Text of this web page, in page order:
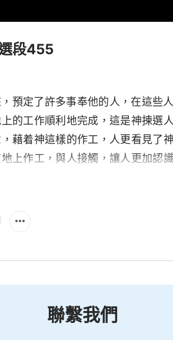
段455
預定了許多事奉他的人，在這些
的工作順利地完成，這是神揀選
藉着神這樣的作工，人更看見了
上作工，與人接觸，讓人更加認
氣，實在是神的高抬。神揀選事
有事奉神的人起碼該具備的條件。
足以證明你的事奉是在獻好心，
性情根深蒂固，這樣，在你的裏
聯繫我們